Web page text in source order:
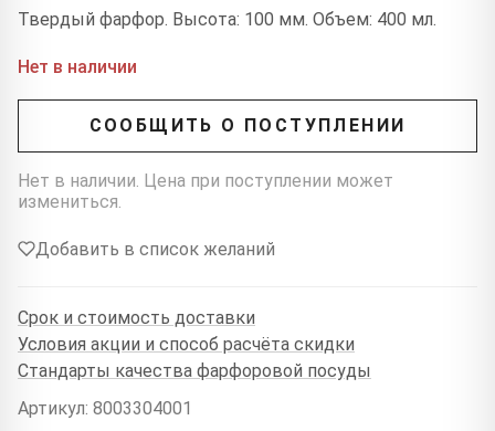
Твердый фарфор. Высота: 100 мм. Объем: 400 мл.
Нет в наличии
СООБЩИТЬ О ПОСТУПЛЕНИИ
Нет в наличии. Цена при поступлении может
измениться.
Добавить в список желаний
Срок и стоимость доставки
Условия акции и способ расчёта скидки
Стандарты качества фарфоровой посуды
Артикул: 8003304001